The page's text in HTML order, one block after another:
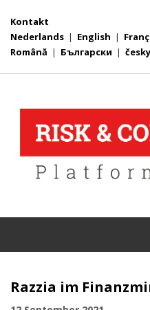
Kontakt
Nederlands | English |
Română | Български |
Razzia im